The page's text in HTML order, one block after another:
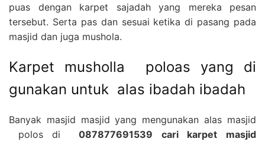
puas dengan karpet sajadah yang mereka pesan
tersebut. Serta pas dan sesuai ketika di pasang pada
masjid dan juga mushola.
Karpet musholla poloas yang di
gunakan untuk alas ibadah ibadah
Banyak masjid masjid yang mengunakan alas masjid
polos di087877691539 cari karpet masjid